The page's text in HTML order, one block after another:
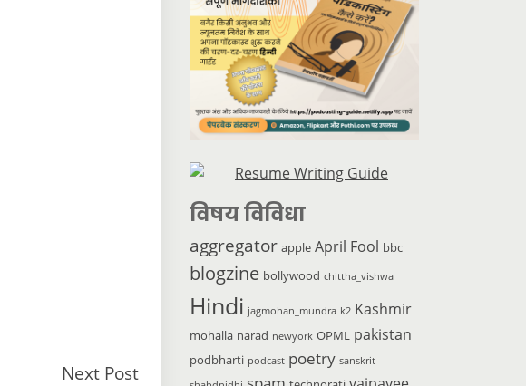
Next Post
विषय विविधा
aggregator apple April Fool bbc
blogzine bollywood chittha_vishwa
Hindi jagmohan_mundra k2 Kashmir
mohalla narad newyork OPML pakistan
podbharti podcast poetry sanskrit